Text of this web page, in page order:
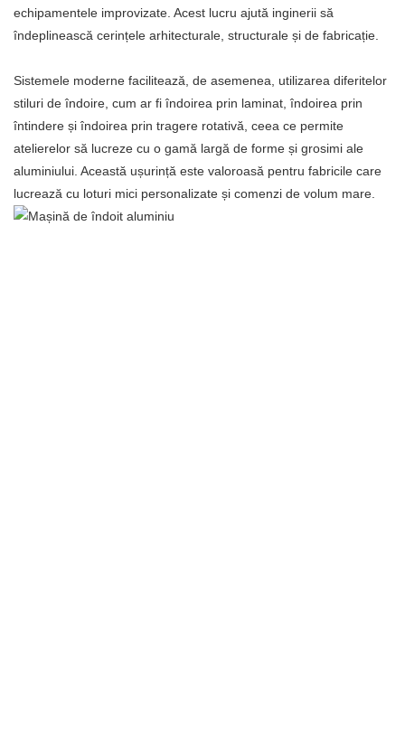
echipamentele improvizate. Acest lucru ajută inginerii să
îndeplinească cerințele arhitecturale, structurale și de fabricație.
Sistemele moderne facilitează, de asemenea, utilizarea diferitelor
stiluri de îndoire, cum ar fi îndoirea prin laminat, îndoirea prin
întindere și îndoirea prin tragere rotativă, ceea ce permite
atelierelor să lucreze cu o gamă largă de forme și grosimi ale
aluminiului. Această ușurință este valoroasă pentru fabricile care
lucrează cu loturi mici personalizate și comenzi de volum mare.